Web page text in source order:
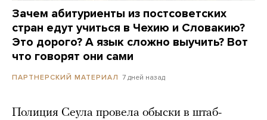
Зачем абитуриенты из постсоветских
стран едут учиться в Чехию и Словакию?
Это дорого? А язык сложно выучить? Вот
что говорят они сами
ПАРТНЕРСКИЙ МАТЕРИАЛ 7 дней назад
Полиция Сеула провела обыски в штаб-